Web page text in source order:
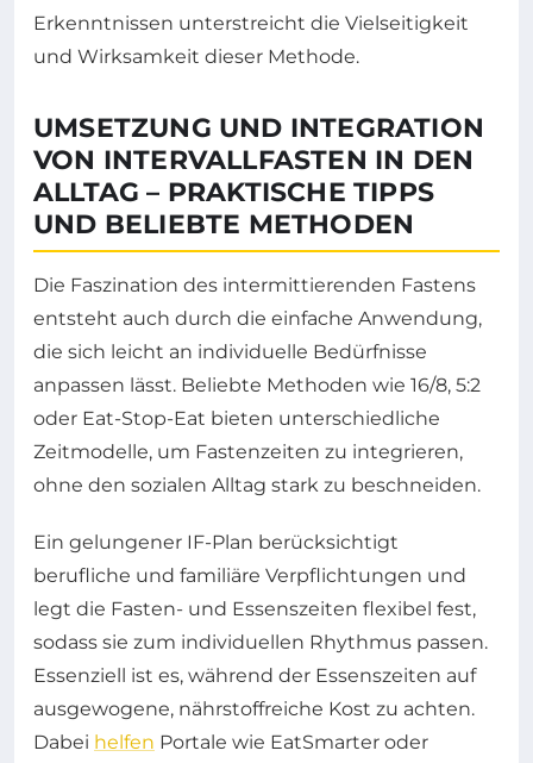
Erkenntnissen unterstreicht die Vielseitigkeit
und Wirksamkeit dieser Methode.
UMSETZUNG UND INTEGRATION
VON INTERVALLFASTEN IN DEN
ALLTAG – PRAKTISCHE TIPPS
UND BELIEBTE METHODEN
Die Faszination des intermittierenden Fastens
entsteht auch durch die einfache Anwendung,
die sich leicht an individuelle Bedürfnisse
anpassen lässt. Beliebte Methoden wie 16/8, 5:2
oder Eat-Stop-Eat bieten unterschiedliche
Zeitmodelle, um Fastenzeiten zu integrieren,
ohne den sozialen Alltag stark zu beschneiden.
Ein gelungener IF-Plan berücksichtigt
berufliche und familiäre Verpflichtungen und
legt die Fasten- und Essenszeiten flexibel fest,
sodass sie zum individuellen Rhythmus passen.
Essenziell ist es, während der Essenszeiten auf
ausgewogene, nährstoffreiche Kost zu achten.
Dabei helfen Portale wie EatSmarter oder